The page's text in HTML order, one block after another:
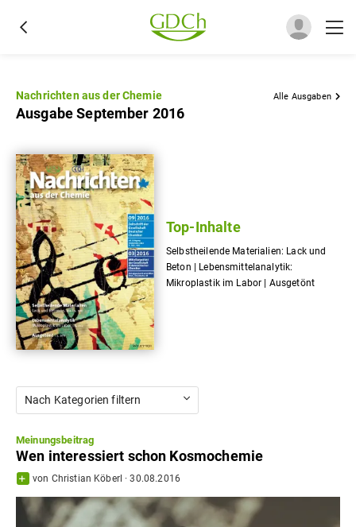
Nachrichten aus der Chemie Alle Ausgaben
Ausgabe September 2016
Top-Inhalte
Selbstheilende Materialien: Lack und
Beton | Lebensmittelanalytik:
Mikroplastik im Labor | Ausgetönt
Nach Kategorien filtern
Meinungsbeitrag
Wen interessiert schon Kosmochemie
von Christian Köberl ·30.08.2016